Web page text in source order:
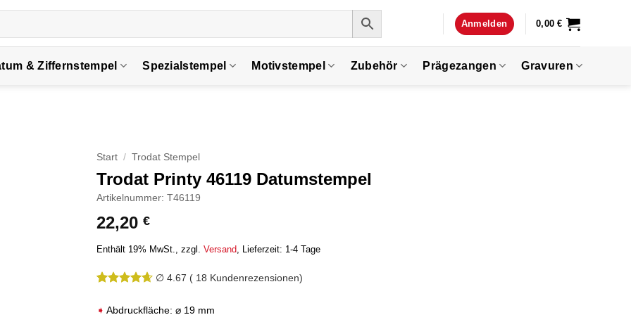
Anmelden 0,00€
& Ziffernstempel Spezialstempel Motivstempel Zubehör Prägezangen Gravuren
Start / Trodat Stempel
Trodat Printy 46119 Datumstempel
Artikelnummer: T46119
22,20 €
Enthält 19% MwSt. zzgl. Versand Lieferzeit: 1-4 Tage
mit 4.67
∅ 4.67 ( 18 Kundenrezensionen)
Abdruckfläche: ⌀ 19 mm